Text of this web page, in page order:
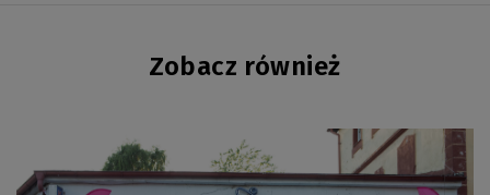
Zobacz również